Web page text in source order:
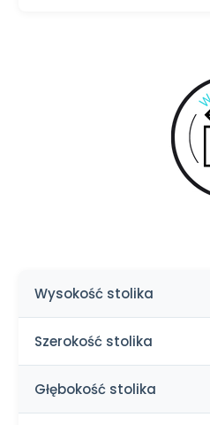
Wysokość stolika
Szerokość stolika
Głębokość stolika